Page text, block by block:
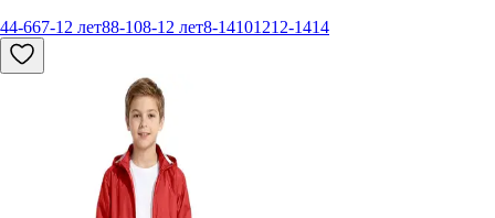
44-667-12 лет88-108-12 лет8-14101212-1414